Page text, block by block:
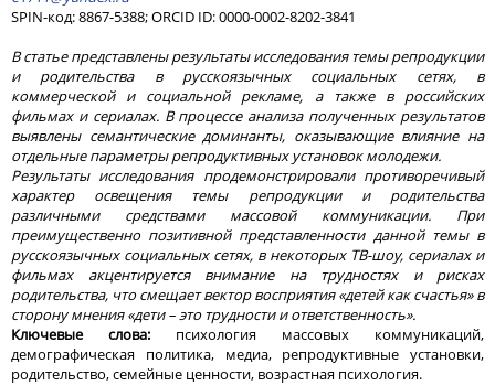
SPIN-код: 8867-5388; ORCID ID: 0000-0002-8202-3841
В статье представлены результаты исследования темы репродукции
и родительства в русскоязычных социальных сетях, в
коммерческой и социальной рекламе, а также в российских
фильмах и сериалах. В процессе анализа полученных результатов
выявлены семантические доминанты, оказывающие влияние на
отдельные параметры репродуктивных установок молодежи.
Результаты исследования продемонстрировали противоречивый
характер освещения темы репродукции и родительства
различными средствами массовой коммуникации. При
преимущественно позитивной представленности данной темы в
русскоязычных социальных сетях, в некоторых ТВ-шоу, сериалах и
фильмах акцентируется внимание на трудностях и рисках
родительства, что смещает вектор восприятия «детей как счастья» в
сторону мнения «дети – это трудности и ответственность».
Ключевые слова: психология массовых коммуникаций,
демографическая политика, медиа, репродуктивные установки,
родительство, семейные ценности, возрастная психология.